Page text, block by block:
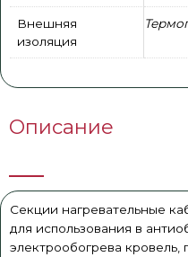
Внешняя
изоляция
Описание
Секции нагревательные
для использования в
электрообогрева